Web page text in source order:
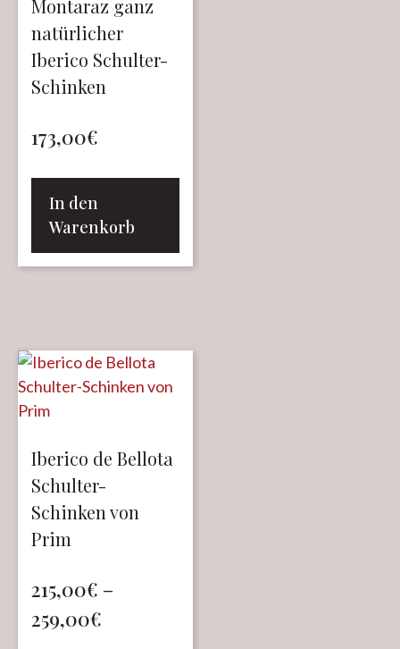
Montaraz ganz
natürlicher
Iberico Schulter-
Schinken
173,00€
In den
Warenkorb
Iberico de Bellota
Schulter-
Schinken von
Prim
215,00€ –
259,00€